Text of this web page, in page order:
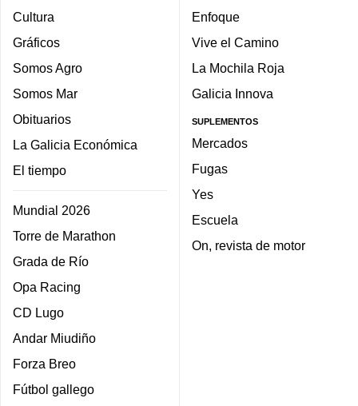
Cultura
Gráficos
Somos Agro
Somos Mar
Obituarios
La Galicia Económica
El tiempo
Mundial 2026
Torre de Marathon
Grada de Río
Opa Racing
CD Lugo
Andar Miudiño
Forza Breo
Fútbol gallego
Enfoque
Vive el Camino
La Mochila Roja
Galicia Innova
SUPLEMENTOS
Mercados
Fugas
Yes
Escuela
On, revista de motor